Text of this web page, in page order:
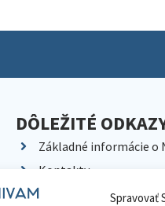
Spravovať
DÔLEŽITÉ
Základné informácie o
Kontakty
Kariéra